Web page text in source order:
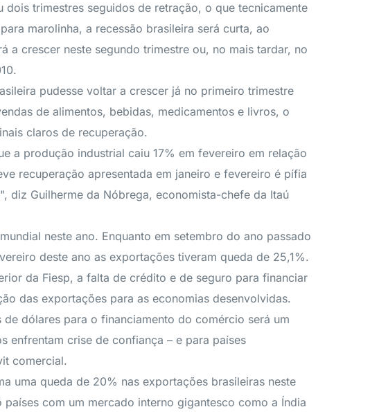
trimestres seguidos de retração, o que tecnicamente
marolinha, a recessão brasileira será curta, ao
a crescer neste segundo trimestre ou, no mais tardar, no
pudesse voltar a crescer já no primeiro trimestre
de alimentos, bebidas, medicamentos e livros, o
claros de recuperação.
a produção industrial caiu 17% em fevereiro em relação
recuperação apresentada em janeiro e fevereiro é pífia
diz Guilherme da Nóbrega, economista-chefe da Itaú
neste ano. Enquanto em setembro do ano passado
deste ano as exportações tiveram queda de 25,1%.
da Fiesp, a falta de crédito e de seguro para financiar
das exportações para as economias desenvolvidas.
dólares para o financiamento do comércio será um
enfrentam crise de confiança – e para países
comercial.
uma queda de 20% nas exportações brasileiras neste
com um mercado interno gigantesco como a Índia